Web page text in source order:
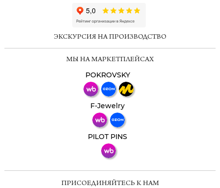
ЭКСКУРСИЯ НА ПРОИЗВОДСТВО
МЫ НА МАРКЕТПЛЕЙСАХ
POKROVSKY
F-Jewelry
PILOT PINS
ПРИСОЕДИНЯЙТЕСЬ К НАМ